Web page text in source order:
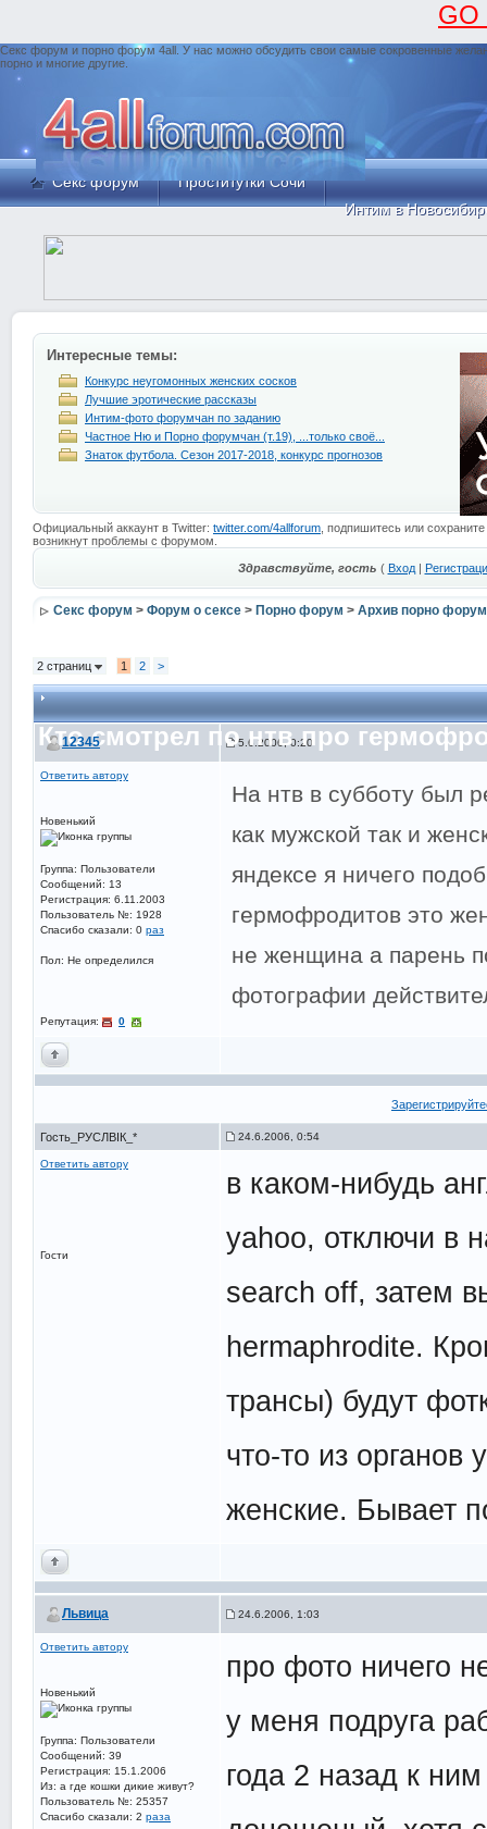
GO
Секс форум и порно форум 4all. У нас можно обсудить свои самые сокровенные
порно и многие другие.
Секс форум
Проститутки Сочи
Интим в
Интересные темы:
Конкурс неугомонных женских сосков
Лучшие эротические рассказы
Интим-фото форумчан по заданию
Частное Ню и Порно форумчан (т.19), ...только своё...
Знаток футбола. Сезон 2017-2018, конкурс прогнозов
Официальный аккаунт в Twitter: twitter.com/4allforum , подпишитесь или
возникнут проблемы с форумом.
Здравствуйте, гость ( Вход|
Секс форум > Форум о сексе > Порно форум > Архив порно
2 страниц 1 2 >
Кто смотрел по нтв про
12345 5.6.2006, 0:20
Ответить автору
Новенький
Группа: Пользователи
Сообщений: 13
Регистрация: 6.11.2003
Пользователь №: 1928
Спасибо сказали: 0 раз
Пол: Не определился
Репутация: 0
На нтв в субботу был
как мужской так и
яндексе я ничего
гермофродитов это
не женщина а парень
фотографии
Гость_РУСЛВІК_* 24.6.2006, 0:54
Ответить автору
Гости
в каком-нибудь
yahoo, отключи в
search off, затем
hermaphrodite.
трансы) будут
что-то из
женские. Бывает
Львица 24.6.2006, 1:03
Ответить автору
Новенький
Группа: Пользователи
Сообщений: 39
Регистрация: 15.1.2006
Из: а где кошки дикие живут?
Пользователь №: 25357
Спасибо сказали: 2 раза
про фото ничего
у меня подруга
года 2 назад к